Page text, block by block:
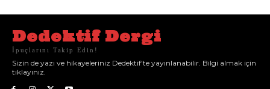
Dedektif Dergi
İpuçlarını Takip Edin!
Sizin de yazı ve hikayeleriniz Dedektif'te yayınlanabilir. Bilgi almak için
tıklayınız.